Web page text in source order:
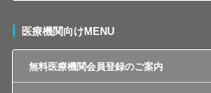
医療機関向けMENU
無料医療機関会員登録のご案内